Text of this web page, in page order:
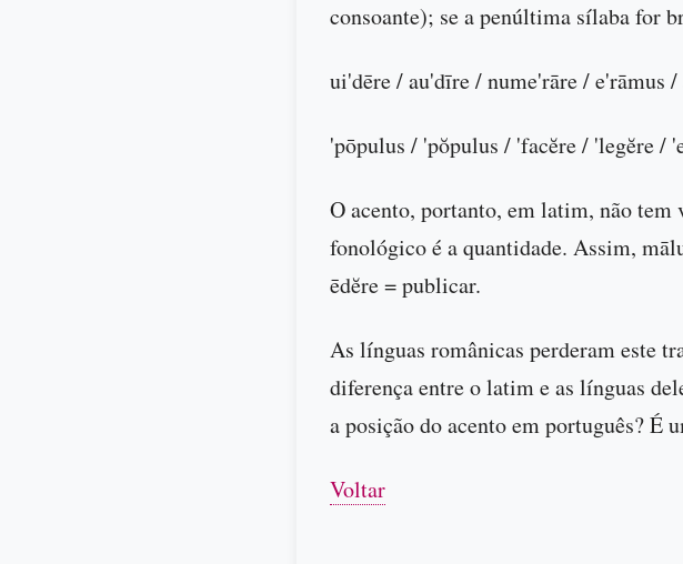
consoante); se a penúltima sílaba for
ui'dēre / au'dīre / nume'rāre / e'rāmus
'pōpulus / 'pŏpulus / 'facĕre / 'legĕre /
O acento, portanto, em latim, não
fonológico é a quantidade. Assim,
ēdĕre = publicar.
As línguas românicas perderam este
diferença entre o latim e as línguas
a posição do acento em português? É
Voltar